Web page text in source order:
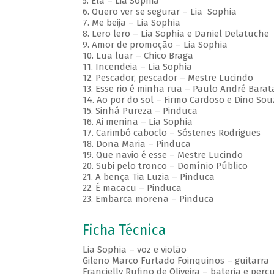
6. Quero ver se segurar – Lia Sophia
7. Me beija – Lia Sophia
8. Lero lero – Lia Sophia e Daniel Delatuche
9. Amor de promoção – Lia Sophia
10. Lua luar – Chico Braga
11. Incendeia – Lia Sophia
12. Pescador, pescador – Mestre Lucindo
13. Esse rio é minha rua – Paulo André
14. Ao por do sol – Firmo Cardoso e Dino
15. Sinhá Pureza – Pinduca
16. Ai menina – Lia Sophia
17. Carimbó caboclo – Sóstenes Rodrigues
18. Dona Maria – Pinduca
19. Que navio é esse – Mestre Lucindo
20. Subi pelo tronco – Domínio Público
21. A bença Tia Luzia – Pinduca
22. É macacu – Pinduca
23. Embarca morena – Pinduca
Ficha Técnica
Lia Sophia – voz e violão
Gileno Marco Furtado Foinquinos – guitarra